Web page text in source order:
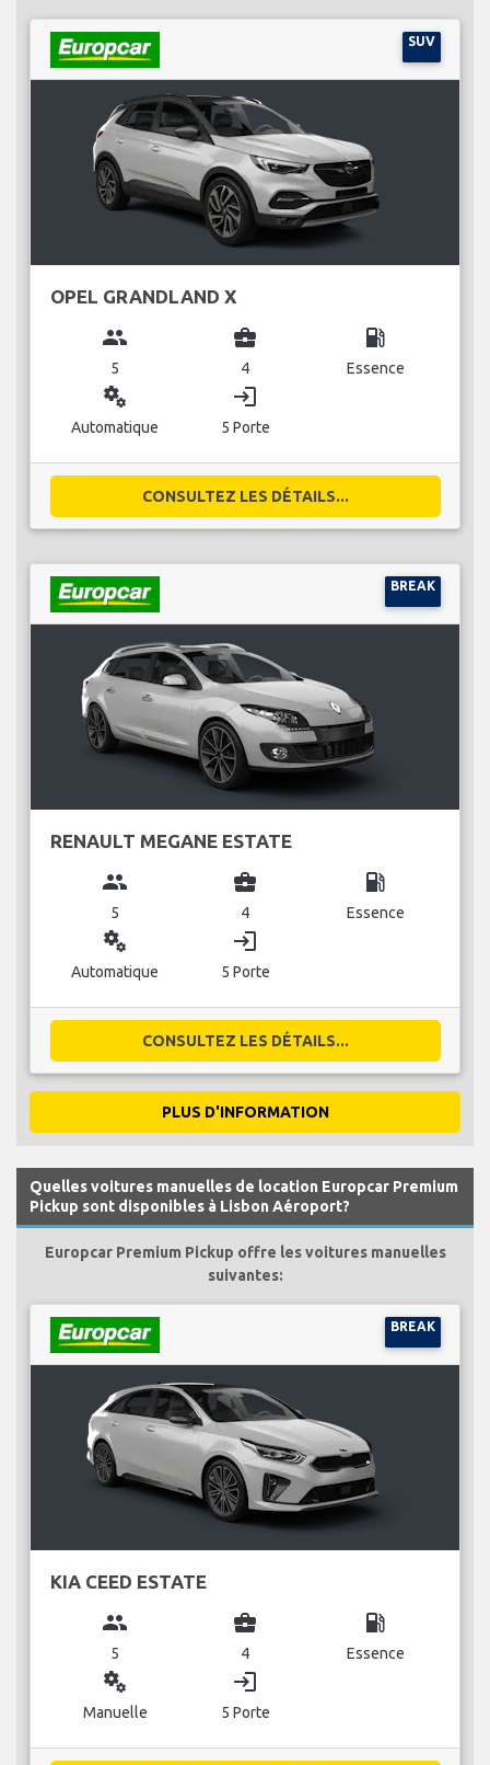
SUV
OPEL GRANDLAND X
group
5
business_center
4
local_gas_station
Essence
miscellaneous_services
Automatique
login
5 Porte
CONSULTEZ LES DÉTAILS...
BREAK
RENAULT MEGANE ESTATE
group
5
business_center
4
local_gas_station
Essence
miscellaneous_services
Automatique
login
5 Porte
CONSULTEZ LES DÉTAILS...
PLUS D'INFORMATION
Quelles voitures manuelles de location Europcar Premium
Pickup sont disponibles à Lisbon Aéroport?
Europcar Premium Pickup offre les voitures manuelles
suivantes:
BREAK
KIA CEED ESTATE
group
5
business_center
4
local_gas_station
Essence
miscellaneous_services
Manuelle
login
5 Porte